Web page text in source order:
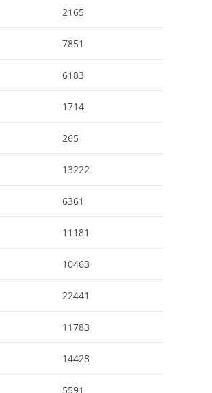
2165
7851
6183
1714
265
13222
6361
11181
10463
22441
11783
14428
5591